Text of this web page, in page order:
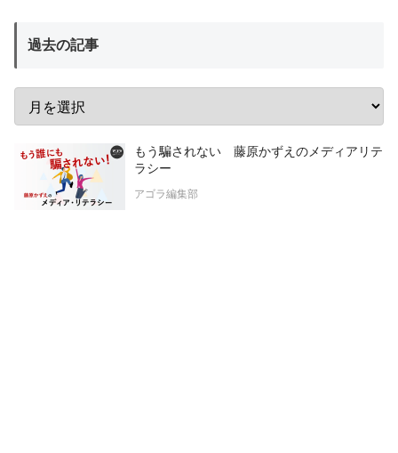
過去の記事
もう騙されない 藤原かずえのメディアリテ
ラシー
アゴラ編集部